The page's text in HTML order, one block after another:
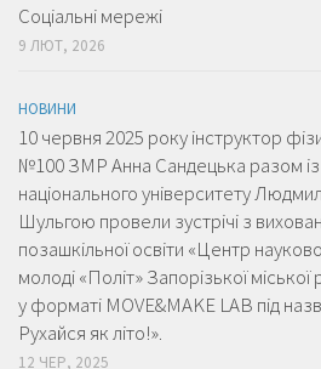
Соціальні мережі
9 ЛЮТ, 2026
НОВИНИ
10 червня 2025 року інструктор
№100 ЗМР Анна Сандецька разом
національного університету
Шульгою провели зустрічі з
позашкільної освіти «Центр
молоді «Політ» Запорізької
у форматі MOVE&MAKE LAB під
Рухайся як літо!».
12 ЧЕР, 2025